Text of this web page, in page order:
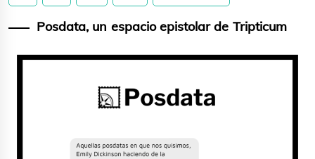
de
entradas
Posdata, un espacio epistolar de Tripticum